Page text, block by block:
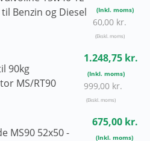
Benzin og Diesel
60,00 kr.
90kg
MS/RT90
1.248,75 kr.
999,00 kr.
MS90 52x50 -
675,00 kr.